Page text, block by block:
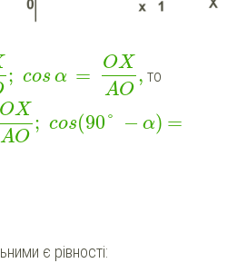
; cosα =
OX
AO
, то
OX
AO
; cos(90° − α) =
є рівності: